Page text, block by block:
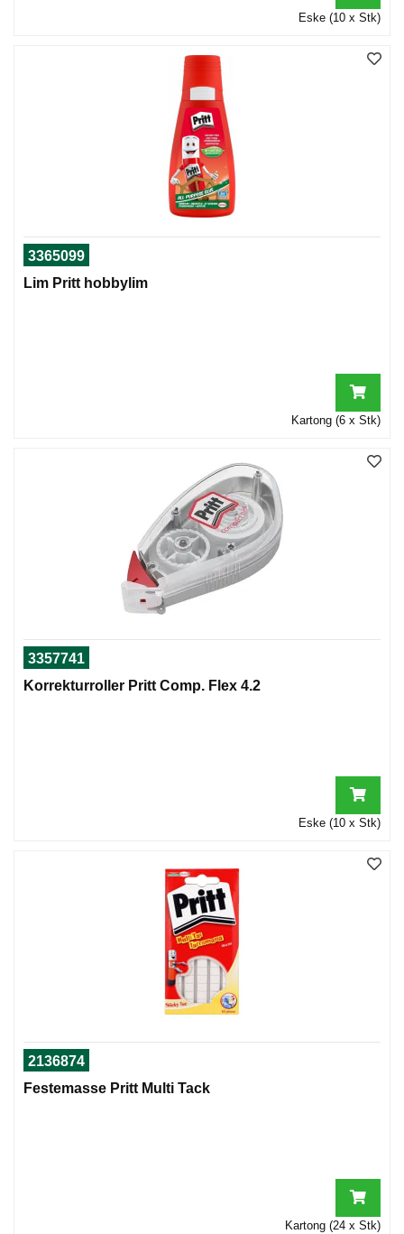
Eske (10 x Stk)
3365099
Lim Pritt hobbylim
Kartong (6 x Stk)
3357741
Korrekturroller Pritt Comp. Flex 4.2
Eske (10 x Stk)
2136874
Festemasse Pritt Multi Tack
Kartong (24 x Stk)